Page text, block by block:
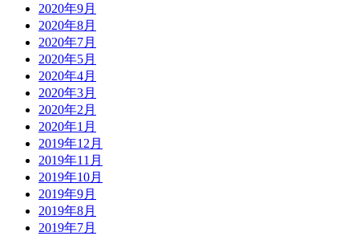
2020年9月
2020年8月
2020年7月
2020年5月
2020年4月
2020年3月
2020年2月
2020年1月
2019年12月
2019年11月
2019年10月
2019年9月
2019年8月
2019年7月